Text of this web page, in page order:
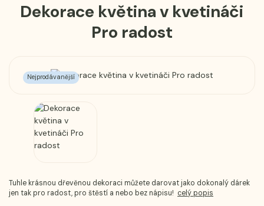
Dekorace květina v kvetináči
Pro radost
Nejprodávanější
Tuhle krásnou dřevěnou dekoraci můžete darovat jako dokonalý dárek
jen tak pro radost, pro štěstí a nebo bez nápisu! celý popis